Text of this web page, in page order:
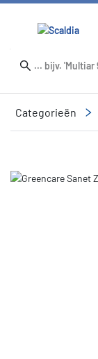
Categorieën
Slide 2 of 2